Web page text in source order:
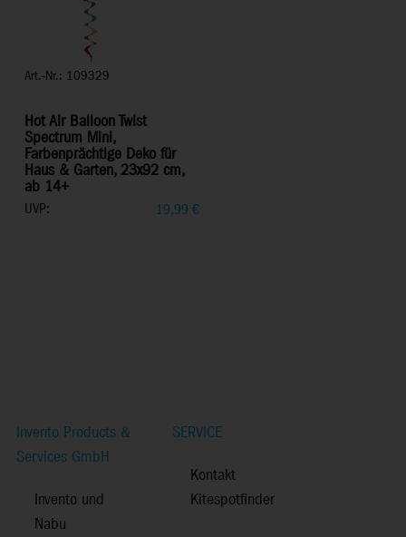
Art.-Nr.: 109329
Hot Air Balloon Twist
Spectrum Mini,
Farbenprächtige Deko für
Haus & Garten, 23x92 cm,
ab 14+
UVP: 19,99 €
Invento Products &
Services GmbH
Invento und
Nabu
SERVICE
Kontakt
Kitespotfinder